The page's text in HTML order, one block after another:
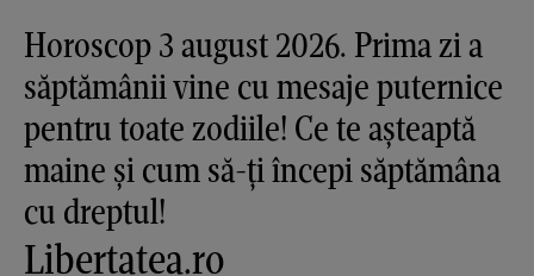
Horoscop 3 august 2026. Prima zi a
săptămânii vine cu mesaje puternice
pentru toate zodiile! Ce te așteaptă
maine și cum să-ți începi săptămâna
cu dreptul!
Libertatea.ro